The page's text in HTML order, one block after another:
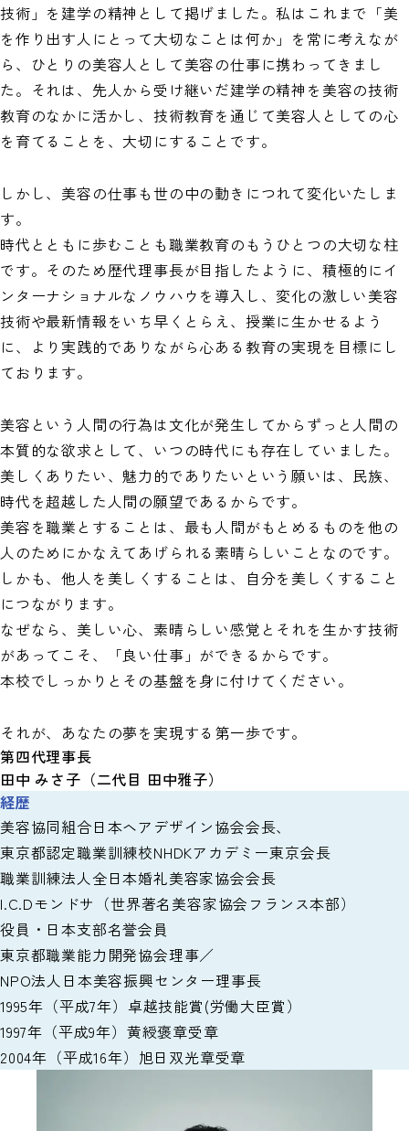
技術」を建学の精神として掲げました。私はこれまで「美
を作り出す人にとって大切なことは何か」を常に考えなが
ら、ひとりの美容人として美容の仕事に携わってきまし
た。それは、先人から受け継いだ建学の精神を美容の技術
教育のなかに活かし、技術教育を通じて美容人としての心
を育てることを、大切にすることです。
しかし、美容の仕事も世の中の動きにつれて変化いたしま
す。
時代とともに歩むことも職業教育のもうひとつの大切な柱
です。そのため歴代理事長が目指したように、積極的にイ
ンターナショナルなノウハウを導入し、変化の激しい美容
技術や最新情報をいち早くとらえ、授業に生かせるよう
に、より実践的でありながら心ある教育の実現を目標にし
ております。
美容という人間の行為は文化が発生してからずっと人間の
本質的な欲求として、いつの時代にも存在していました。
美しくありたい、魅力的でありたいという願いは、民族、
時代を超越した人間の願望であるからです。
美容を職業とすることは、最も人間がもとめるものを他の
人のためにかなえてあげられる素晴らしいことなのです。
しかも、他人を美しくすることは、自分を美しくすること
につながります。
なぜなら、美しい心、素晴らしい感覚とそれを生かす技術
があってこそ、「良い仕事」ができるからです。
本校でしっかりとその基盤を身に付けてください。
それが、あなたの夢を実現する第一歩です。
第四代理事長
田中 みさ子 （二代目 田中雅子）
経歴
美容協同組合日本ヘアデザイン協会会長、
東京都認定職業訓練校NHDKアカデミー東京会長
職業訓練法人全日本婚礼美容家協会会長
I.C.Dモンドサ（世界著名美容家協会フランス本部）
役員・日本支部名誉会員
東京都職業能力開発協会理事／
NPO法人日本美容振興センター理事長
1995年（平成7年）卓越技能賞(労働大臣賞）
1997年（平成9年）黄綬褒章受章
2004年（平成16年）旭日双光章受章